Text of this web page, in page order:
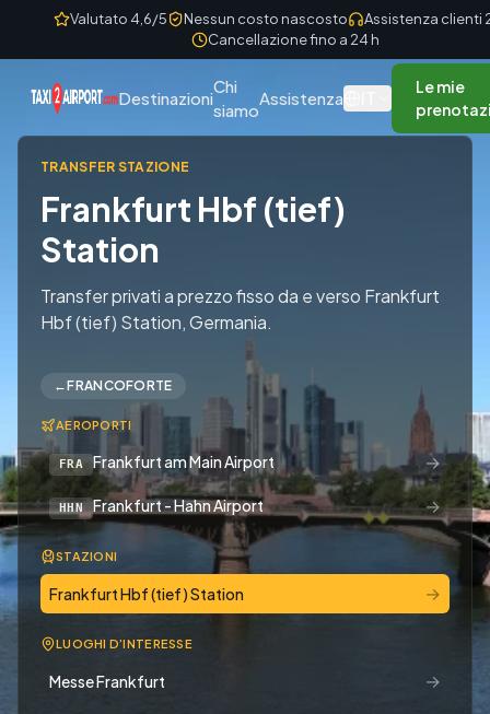
Skip to content
Valutato 4,6/5 Nessun costo nascosto
Assistenza clienti
Cancellazione fino a 24 h
Destinazioni
Chi
siamo
Assistenza
Le mie
TRANSFER STAZIONE
Frankfurt Hbf (tief)
Station
Transfer privati a prezzo fisso da e verso Frankfurt
Hbf (tief) Station, Germania.
←FRANCOFORTE
AEROPORTI
FRA Frankfurt am Main Airport →
HHN Frankfurt - Hahn Airport →
STAZIONI
Frankfurt Hbf (tief) Station →
LUOGHI D’INTERESSE
Messe Frankfurt →